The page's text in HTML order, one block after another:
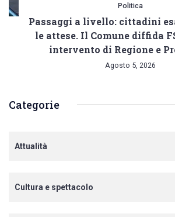
Politica
Passaggi a livello: cittadini
le attese. Il Comune diffida
intervento di Regione e
Agosto 5, 2026
Categorie
Attualità
Cultura e spettacolo